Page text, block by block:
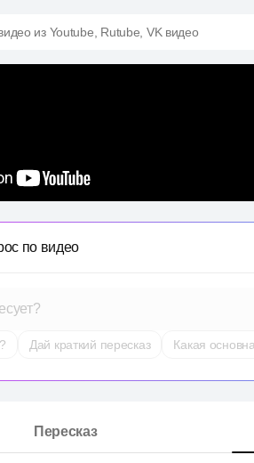
из Youtube, Rutube, VK видео
по видео
Дай краткий пересказ Какая
Пересказ